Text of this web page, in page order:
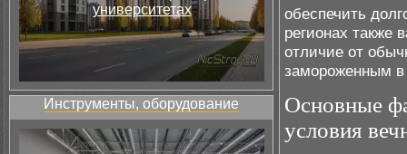
университетах
Инструменты, оборудование
обеспечить
регионах также
отличие от
замороженным в
Основные
условия